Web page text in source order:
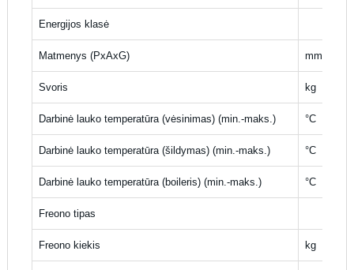
Energijos klasė
Matmenys (PxAxG) mm
Svoris kg
Darbinė lauko temperatūra (vėsinimas) (min.-maks.) °C
Darbinė lauko temperatūra (šildymas) (min.-maks.) °C
Darbinė lauko temperatūra (boileris) (min.-maks.) °C
Freono tipas
Freono kiekis kg